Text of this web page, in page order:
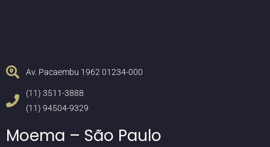
Av. Pacaembu 1962 01234-000
(11) 3511-3888
(11) 94504-9329
Moema – São Paulo